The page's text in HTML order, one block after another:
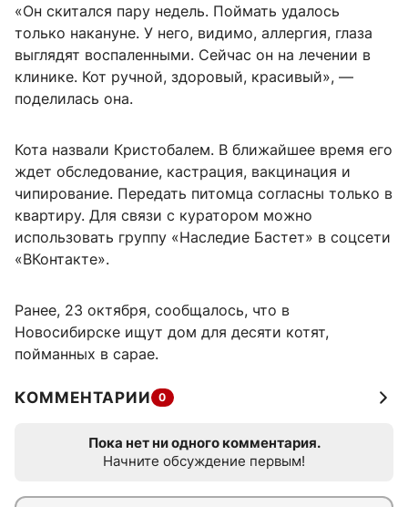
«Он скитался пару недель. Поймать удалось
только накануне. У него, видимо, аллергия, глаза
выглядят воспаленными. Сейчас он на лечении в
клинике. Кот ручной, здоровый, красивый», —
поделилась она.
Кота назвали Кристобалем. В ближайшее время его
ждет обследование, кастрация, вакцинация и
чипирование. Передать питомца согласны только в
квартиру. Для связи с куратором можно
использовать группу «Наследие Бастет» в соцсети
«ВКонтакте».
Ранее, 23 октября, сообщалось, что в
Новосибирске ищут дом для десяти котят,
пойманных в сарае.
КОММЕНТАРИИ 0
Пока нет ни одного комментария.
Начните обсуждение первым!